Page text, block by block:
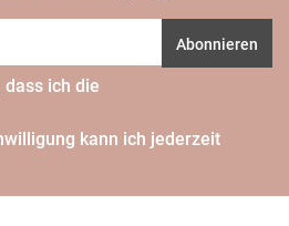
Abonnieren
ich die
kann ich jederzeit